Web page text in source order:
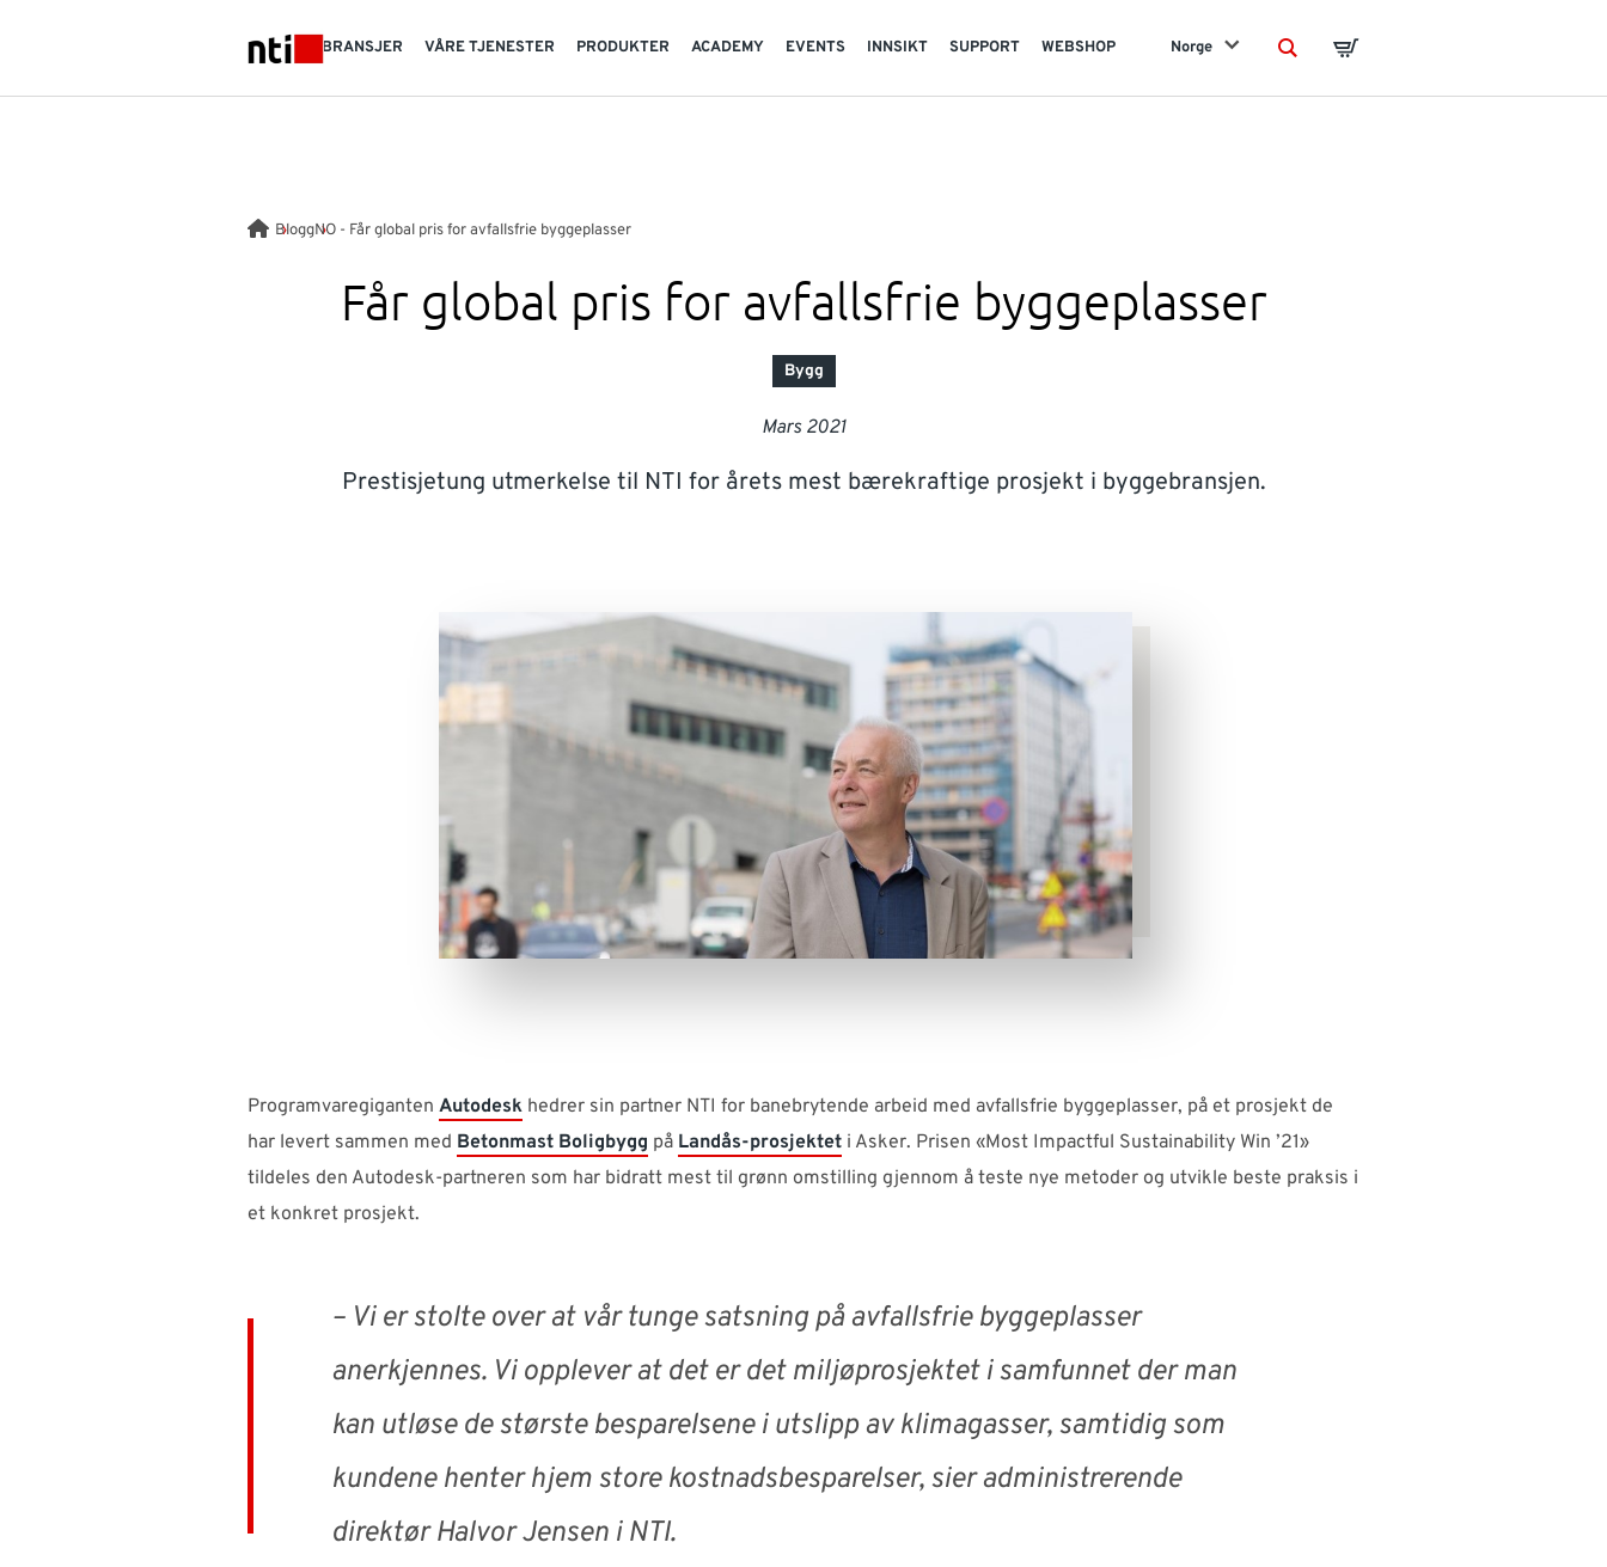
NTI logo
BRANSJER VÅRE TJENESTER PRODUKTER ACADEMY EVENTS INNSIKT SUPPORT WEBSHOP Norge
SearchBasket
BloggNO - Får global pris for avfallsfrie byggeplasser
Får global pris for avfallsfrie byggeplasser
Bygg
Mars 2021
Prestisjetung utmerkelse til NTI for årets mest bærekraftige prosjekt i byggebransjen.
Programvaregiganten Autodesk hedrer sin partner NTI for banebrytende arbeid med avfallsfrie byggeplasser, på et prosjekt de
har levert sammen med Betonmast Boligbygg på Landås-prosjektet i Asker. Prisen «Most Impactful Sustainability Win ’21»
tildeles den Autodesk-partneren som har bidratt mest til grønn omstilling gjennom å teste nye metoder og utvikle beste praksis i
et konkret prosjekt.
– Vi er stolte over at vår tunge satsning på avfallsfrie byggeplasser
anerkjennes. Vi opplever at det er det miljøprosjektet i samfunnet der man
kan utløse de største besparelsene i utslipp av klimagasser, samtidig som
kundene henter hjem store kostnadsbesparelser, sier administrerende
direktør Halvor Jensen i NTI.